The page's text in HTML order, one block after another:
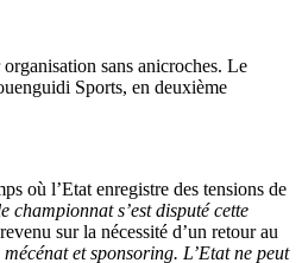
sans anicroches. Le
Sports, en deuxième
où l’Etat enregistre des tensions de
s’est disputé cette
sur la nécessité d’un retour au
et sponsoring. L’Etat ne peut